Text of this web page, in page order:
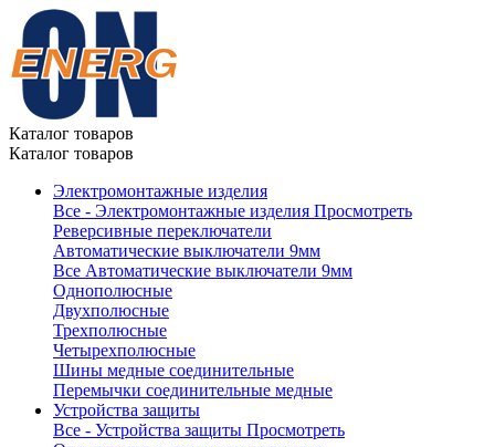
Каталог товаров
Каталог товаров
Электромонтажные изделия
Все - Электромонтажные изделия Просмотреть
Реверсивные переключатели
Автоматические выключатели 9мм
Все Автоматические выключатели 9мм
Однополюсные
Двухполюсные
Трехполюсные
Четырехполюсные
Шины медные соединительные
Перемычки соединительные медные
Устройства защиты
Все - Устройства защиты Просмотреть